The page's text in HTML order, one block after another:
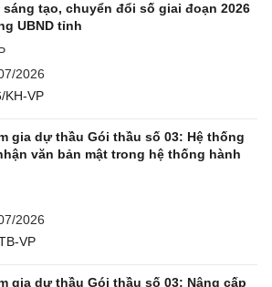
tạo, chuyển đổi số giai đoạn 2026
UBND tỉnh
2026
KH-VP
gia dự thầu Gói thầu số 03: Hệ thống
văn bản mật trong hệ thống hành
2026
VP
gia dự thầu Gói thầu số 03: Nâng cấp